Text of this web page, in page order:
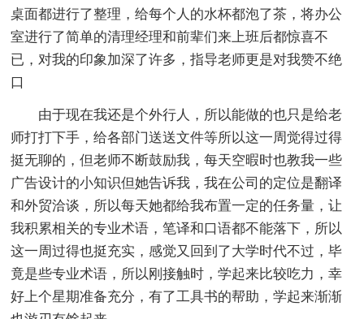
桌面都进行了整理，给每个人的水杯都泡了茶，将办公
室进行了简单的清理经理和前辈们来上班后都惊喜不
已，对我的印象加深了许多，指导老师更是对我赞不绝
口
由于现在我还是个外行人，所以能做的也只是给老
师打打下手，给各部门送送文件等所以这一周觉得过得
挺无聊的，但老师不断鼓励我，每天空暇时也教我一些
广告设计的小知识但她告诉我，我在公司的定位是翻译
和外贸洽谈，所以每天她都给我布置一定的任务量，让
我积累相关的专业术语，笔译和口语都不能落下，所以
这一周过得也挺充实，感觉又回到了大学时代不过，毕
竟是些专业术语，所以刚接触时，学起来比较吃力，幸
好上个星期准备充分，有了工具书的帮助，学起来渐渐